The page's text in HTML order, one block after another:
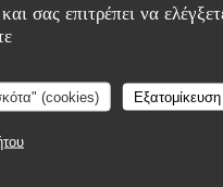
σας επιτρέπει να
(cookies) Εξατομίκευση